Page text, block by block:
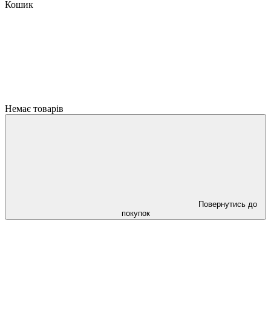
Кошик
Немає товарів
Повернутись до
покупок